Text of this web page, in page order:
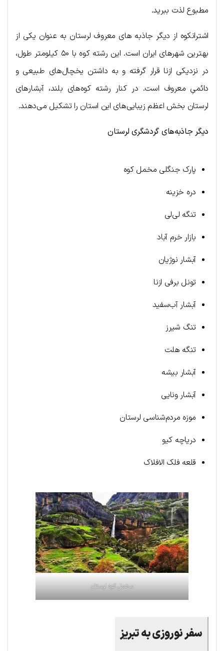
مطبوع لذت ببرید.
اشترانکوه از دیگر جاذبه های معروف لرستان به عنوان یکی از
بهترین شهرهای ایران است. این رشته کوه با ۵۰ کیلومتر طول،
در نزدیکی ازنا قرار گرفته و به داشتن یخچال‌های طبیعی و
دائمیِ معروف است. در کنار رشته‌ کوه‌های بلند، آبشارهای
لرستان بخش اعظم زیبایی‌های این استان را تشکیل می‌دهند.
دیگر جاذبه‌های گردشگری لرستان
پارک جنگلی مخمل کوه
دره خزینه
تنگه لی‌لی
بازار خرم آباد
آبشار نوژیان
تونل برفی ازنا
آبشار آب‌سفید
تنگ شیرز
تنگه هلت
آبشار بیشه
آبشار ونایی
موزه مردم‌شناسی لرستان
دریاچه کیو
قلعه فلک الافلاک
مخمل کوه لرستان
سفر نوروزی به تبریز